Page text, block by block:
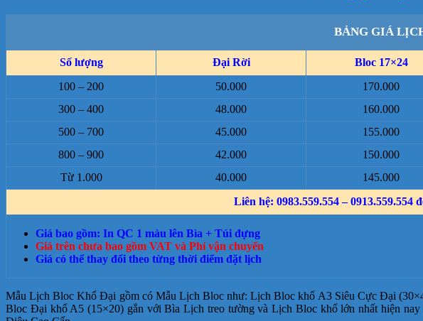
BẢNG GIÁ
Số lượng Đại Rời Bloc 17×24
100 – 200
50.000 170.000
300 – 400
48.000 160.000
500 – 700
45.000 155.000
800 – 900
42.000 150.000
Từ 1.000
40.000 145.000
Liên hệ: 0983.559.554 –
Giá bao gồm: In QC 1 màu lên Bìa + Túi đựng
Giá trên chưa bao gồm VAT và Phí vận chuyển
Giá có thể thay đổi theo từng thời điểm đặt lịch
Mẫu Lịch Bloc Khổ Đại gồm có Mẫu Lịch Bloc như: Lịch Bloc khổ A3 Siêu Cực Đại
Bloc Đại khổ A5 (15×20) gắn với Bìa Lịch treo tường và Lịch Bloc khổ lớn nhất hiện